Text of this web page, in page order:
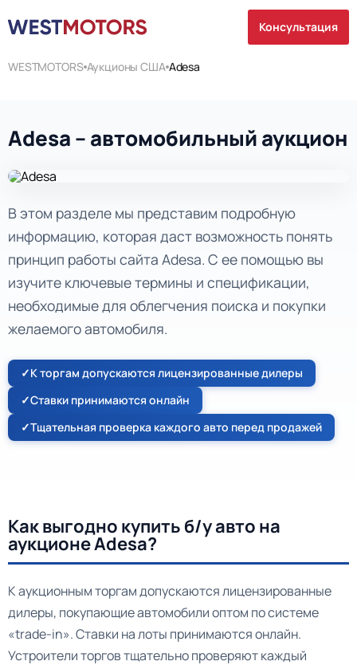
Консультация
WESTMOTORS Аукционы США Adesa
Adesa – автомобильный аукцион
В этом разделе мы представим подробную
информацию, которая даст возможность понять
принцип работы сайта Adesa. С ее помощью вы
изучите ключевые термины и спецификации,
необходимые для облегчения поиска и покупки
желаемого автомобиля.
К торгам допускаются лицензированные дилеры
Ставки принимаются онлайн
Тщательная проверка каждого авто перед продажей
Как выгодно купить б/у авто на
аукционе Adesa?
К аукционным торгам допускаются лицензированные
дилеры, покупающие автомобили оптом по системе
«trade-in». Ставки на лоты принимаются онлайн.
Устроители торгов тщательно проверяют каждый